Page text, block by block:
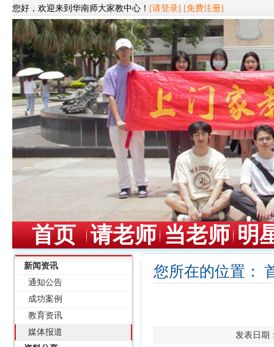
您好，欢迎来到华南师大家教中心！ [请登录] [免费注册]
首页 请老师 当老师 明
新闻资讯
通知公告
成功案例
教育资讯
媒体报道
您所在的位置：
发表日期